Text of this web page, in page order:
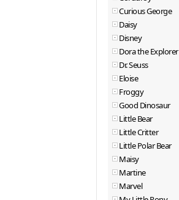
Curious George
Daisy
Disney
Dora the Explorer
Dr. Seuss
Eloise
Froggy
Good Dinosaur
Little Bear
Little Critter
Little Polar Bear
Maisy
Martine
Marvel